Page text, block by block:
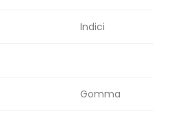
Indici
Gomma